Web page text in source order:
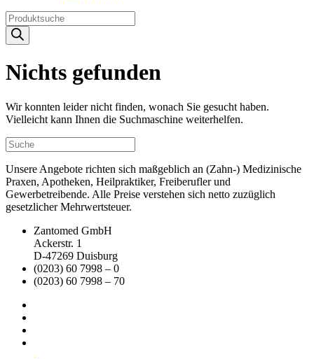
Products
search
Nichts gefunden
Wir konnten leider nicht finden, wonach Sie gesucht haben.
Vielleicht kann Ihnen die Suchmaschine weiterhelfen.
Unsere Angebote richten sich maßgeblich an (Zahn-) Medizinische
Praxen, Apotheken, Heilpraktiker, Freiberufler und
Gewerbetreibende. Alle Preise verstehen sich netto zuzüglich
gesetzlicher Mehrwertsteuer.
Zantomed GmbH
Ackerstr. 1
D-47269 Duisburg
(0203) 60 7998 – 0
(0203) 60 7998 – 70